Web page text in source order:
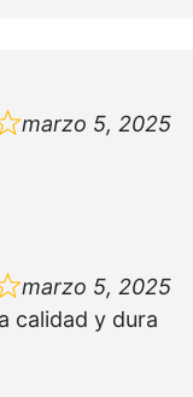
marzo 5, 2025
marzo 5, 2025
calidad y dura